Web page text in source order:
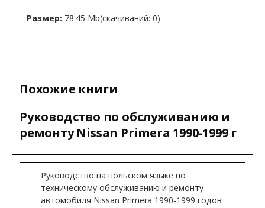
Размер: 78.45 Mb(cкачиваний: 0)
Похожие книги
Руководство по обслуживанию и
ремонту Nissan Primera 1990-1999 г
Руководство на польском языке по
техническому обслуживанию и ремонту
автомобиля Nissan Primera 1990-1999 годов